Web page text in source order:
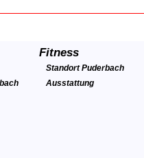
Fitness
Standort Puderbach
Ausstattung